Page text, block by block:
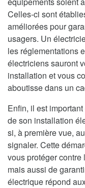
Celles-ci sont
améliorées pour
usagers. Un
les réglementations
électriciens sauront
installation et vous
aboutisse dans un
Enfin, il est
de son installation
si, à première vue,
signaler. Cette
vous protéger contre
mais aussi de
électrique répond